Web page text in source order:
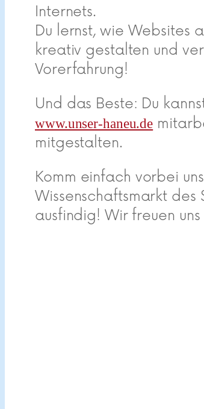
Internets.
Du lernst, wie Websites
kreativ gestalten und
Vorerfahrung!
Und das Beste: Du
www.unser-haneu.de
mitgestalten.
Komm einfach vorbei
Wissenschaftsmarkt des
ausfindig! Wir freuen